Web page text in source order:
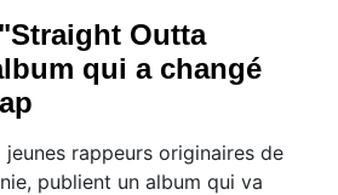
Outta
qui a changé
rappeurs originaires de
publient un album qui va